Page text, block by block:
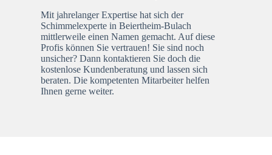
Mit jahrelanger Expertise hat sich der
Schimmelexperte in Beiertheim-Bulach
mittlerweile einen Namen gemacht. Auf diese
Profis können Sie vertrauen! Sie sind noch
unsicher? Dann kontaktieren Sie doch die
kostenlose Kundenberatung und lassen sich
beraten. Die kompetenten Mitarbeiter helfen
Ihnen gerne weiter.